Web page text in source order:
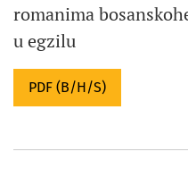
romanima
u egzilu
PDF (B/H/S)